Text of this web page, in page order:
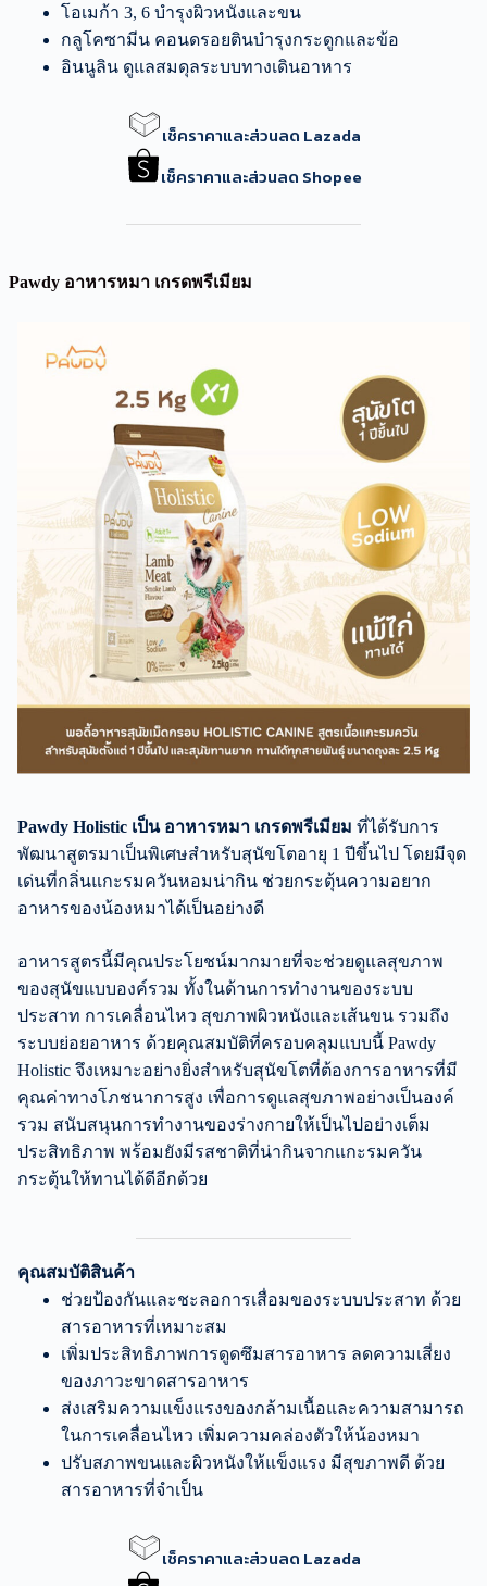
โอเมก้า 3, 6 บำรุงผิวหนังและขน
กลูโคซามีน คอนดรอยตินบำรุงกระดูกและข้อ
อินนูลิน ดูแลสมดุลระบบทางเดินอาหาร
เช็คราคาและส่วนลด Lazada
เช็คราคาและส่วนลด Shopee
Pawdy อาหารหมา เกรดพรีเมียม
Pawdy Holistic เป็น อาหารหมา เกรดพรีเมียม ที่ได้รับการ
พัฒนาสูตรมาเป็นพิเศษสำหรับสุนัขโตอายุ 1 ปีขึ้นไป โดยมีจุด
เด่นที่กลิ่นแกะรมควันหอมน่ากิน ช่วยกระตุ้นความอยาก
อาหารของน้องหมาได้เป็นอย่างดี
อาหารสูตรนี้มีคุณประโยชน์มากมายที่จะช่วยดูแลสุขภาพ
ของสุนัขแบบองค์รวม ทั้งในด้านการทำงานของระบบ
ประสาท การเคลื่อนไหว สุขภาพผิวหนังและเส้นขน รวมถึง
ระบบย่อยอาหาร ด้วยคุณสมบัติที่ครอบคลุมแบบนี้ Pawdy
Holistic จึงเหมาะอย่างยิ่งสำหรับสุนัขโตที่ต้องการอาหารที่มี
คุณค่าทางโภชนาการสูง เพื่อการดูแลสุขภาพอย่างเป็นองค์
รวม สนับสนุนการทำงานของร่างกายให้เป็นไปอย่างเต็ม
ประสิทธิภาพ พร้อมยังมีรสชาติที่น่ากินจากแกะรมควัน
กระตุ้นให้ทานได้ดีอีกด้วย
คุณสมบัติสินค้า
ช่วยป้องกันและชะลอการเสื่อมของระบบประสาท ด้วย
สารอาหารที่เหมาะสม
เพิ่มประสิทธิภาพการดูดซึมสารอาหาร ลดความเสี่ยง
ของภาวะขาดสารอาหาร
ส่งเสริมความแข็งแรงของกล้ามเนื้อและความสามารถ
ในการเคลื่อนไหว เพิ่มความคล่องตัวให้น้องหมา
ปรับสภาพขนและผิวหนังให้แข็งแรง มีสุขภาพดี ด้วย
สารอาหารที่จำเป็น
เช็คราคาและส่วนลด Lazada